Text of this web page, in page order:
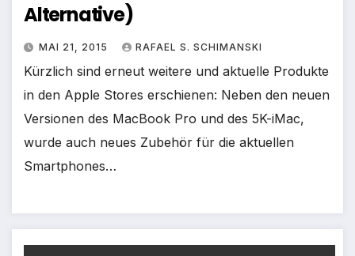
Alternative)
MAI 21, 2015 RAFAEL S. SCHIMANSKI
Kürzlich sind erneut weitere und aktuelle Produkte
in den Apple Stores erschienen: Neben den neuen
Versionen des MacBook Pro und des 5K-iMac,
wurde auch neues Zubehör für die aktuellen
Smartphones…